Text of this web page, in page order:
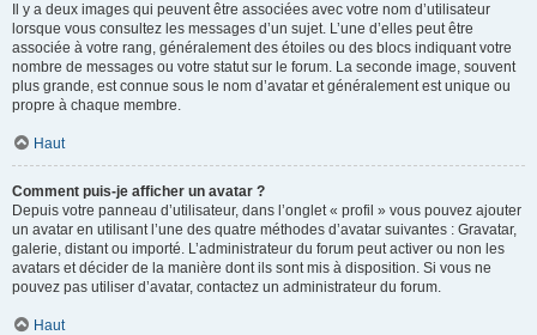
Il y a deux images qui peuvent être associées avec votre nom d’utilisateur
lorsque vous consultez les messages d’un sujet. L’une d’elles peut être
associée à votre rang, généralement des étoiles ou des blocs indiquant votre
nombre de messages ou votre statut sur le forum. La seconde image, souvent
plus grande, est connue sous le nom d’avatar et généralement est unique ou
propre à chaque membre.
Haut
Comment puis-je afficher un avatar ?
Depuis votre panneau d’utilisateur, dans l’onglet « profil » vous pouvez ajouter
un avatar en utilisant l’une des quatre méthodes d’avatar suivantes : Gravatar,
galerie, distant ou importé. L’administrateur du forum peut activer ou non les
avatars et décider de la manière dont ils sont mis à disposition. Si vous ne
pouvez pas utiliser d’avatar, contactez un administrateur du forum.
Haut